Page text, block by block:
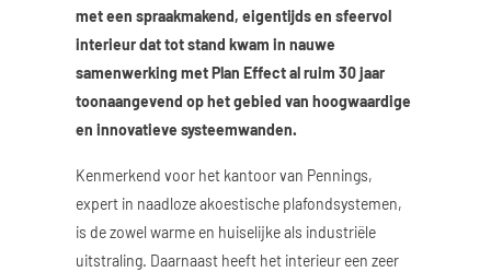
met een spraakmakend, eigentijds en sfeervol
interieur dat tot stand kwam in nauwe
samenwerking met Plan Effect al ruim 30 jaar
toonaangevend op het gebied van hoogwaardige
en innovatieve systeemwanden.
Kenmerkend voor het kantoor van Pennings,
expert in naadloze akoestische plafondsystemen,
is de zowel warme en huiselijke als industriële
uitstraling. Daarnaast heeft het interieur een zeer